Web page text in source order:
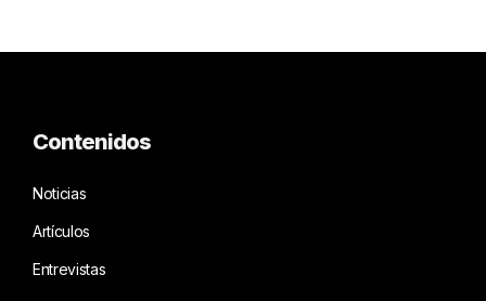
Contenidos
Noticias
Artículos
Entrevistas